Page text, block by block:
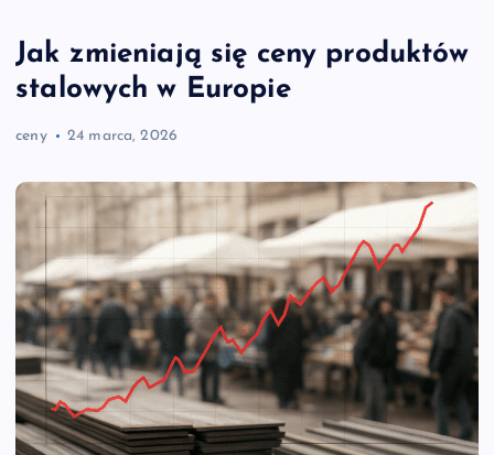
Jak zmieniają się ceny produktów
stalowych w Europie
ceny 24 marca, 2026